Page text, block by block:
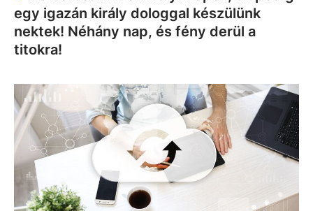
egy igazán király dologgal készülünk
nektek! Néhány nap, és fény derül a
titokra!